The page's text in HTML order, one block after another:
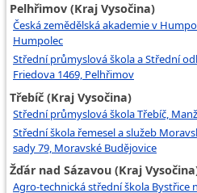
Pelhřimov (Kraj Vysočina)
Česká zemědělská akademie v
Humpolec
Střední průmyslová škola a Střední
Friedova 1469, Pelhřimov
Třebíč (Kraj Vysočina)
Střední průmyslová škola Třebíč,
Střední škola řemesel a služeb
sady 79, Moravské Budějovice
Žďár nad Sázavou (Kraj
Agro-technická střední škola Bystřice